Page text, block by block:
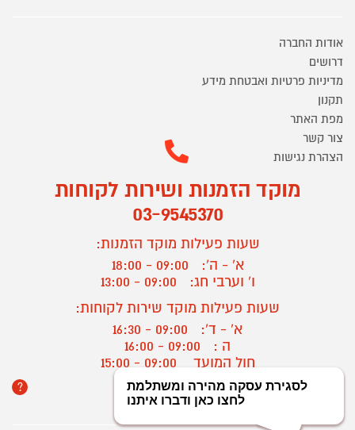
אודות החברה
דרושים
מדיניות פרטיות ואבטחת מידע
תקנון
מפת האתר
צור קשר
הצהרת נגישות
מוקד הזמנות ושירות לקוחות
03-9545370
שעות פעילות מוקד הזמנות:
א' - ה':
09:00 - 18:00
ו' וערבי חג:
09:00 - 13:00
שעות פעילות מוקד שירות לקוחות:
א' - ד':
09:00 - 16:30
ה :
09:00 - 16:00
חול המועד
? יצירת קשר/ביטול הזמנה